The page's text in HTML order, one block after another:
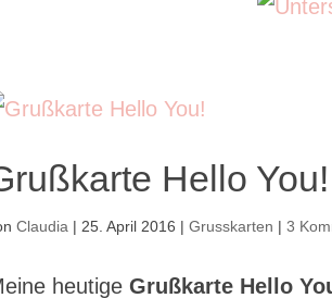
Hello You!
Claudia | 25. April 2016 |Grusskarten |3
heutigeGrußkarte Hello